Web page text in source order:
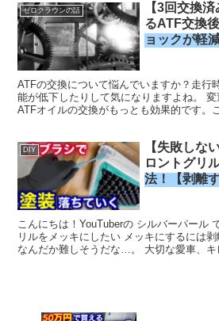
ゼロクラウンの話
【3回交換
るATF交換
ョックが軽
ATFの交換について悩んでいますか？走行
能が低下したりして気になりますよね。
ATFオイルの交換がもっとも効果的です。
DIY
【失敗しな
ロントグリ
法！【剥離
こんにちは！YouTuberの シルバーパール
リルをメッキにしたい メッキにするには
なんだか難しそうだな…。 大切な愛車、